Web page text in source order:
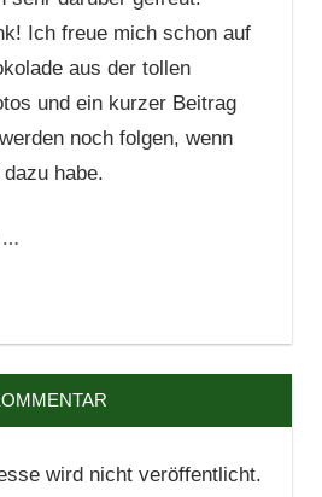
Ich freue mich schon auf
aus der tollen
und ein kurzer Beitrag
noch folgen, wenn
habe.
…
wird nicht veröffentlicht.